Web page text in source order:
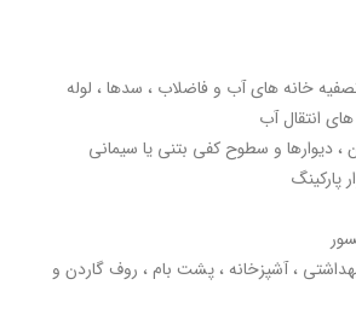
خانه های آب و فاضلاب ، سدها ، لوله
انتقال آب
، دیوارها و سطوح کفی بتنی یا سیمانی
پارکینگ
، آشپزخانه ، پشت بام ، روف گاردن و